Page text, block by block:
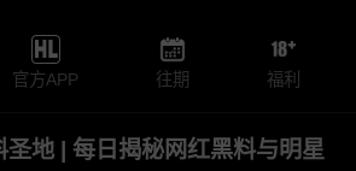
官方APP 往期 福利
圣地 | 每日揭秘网红黑料与明星